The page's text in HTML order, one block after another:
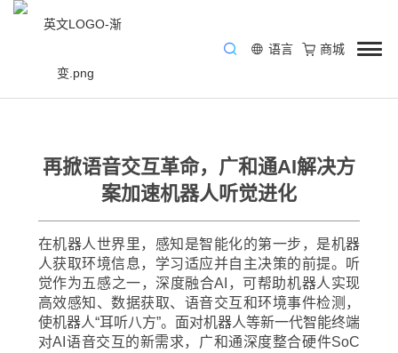
语言
商城
资讯中心/
再掀语音交互革命，广和通AI解决方
案加速机器人听觉进化
在机器人世界里，感知是智能化的第一步，是机器
人获取环境信息，学习适应并自主决策的前提。听
觉作为五感之一，深度融合AI，可帮助机器人实现
高效感知、数据获取、语音交互和环境事件检测，
使机器人“耳听八方”。面对机器人等新一代智能终端
对AI语音交互的新需求，广和通深度整合硬件SoC